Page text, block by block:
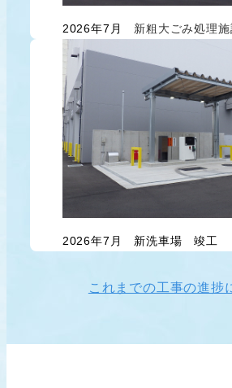
2026年7月 新粗大ごみ処理
2026年7月 新洗車場 竣工
これまでの工事の進捗